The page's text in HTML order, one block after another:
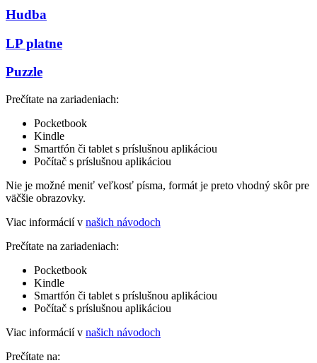
Hudba
LP platne
Puzzle
Prečítate na zariadeniach:
Pocketbook
Kindle
Smartfón či tablet s príslušnou aplikáciou
Počítač s príslušnou aplikáciou
Nie je možné meniť veľkosť písma, formát je preto vhodný skôr pre
väčšie obrazovky.
Viac informácií v našich návodoch
Prečítate na zariadeniach:
Pocketbook
Kindle
Smartfón či tablet s príslušnou aplikáciou
Počítač s príslušnou aplikáciou
Viac informácií v našich návodoch
Prečítate na: